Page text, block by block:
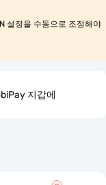
설정을 수동으로 조정해야
지갑에